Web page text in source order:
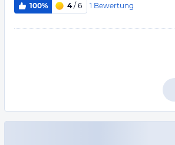
100% 4/ 6 1 Bewertung